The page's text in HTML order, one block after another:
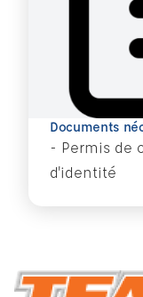
Documents
- Permis de
d'identité